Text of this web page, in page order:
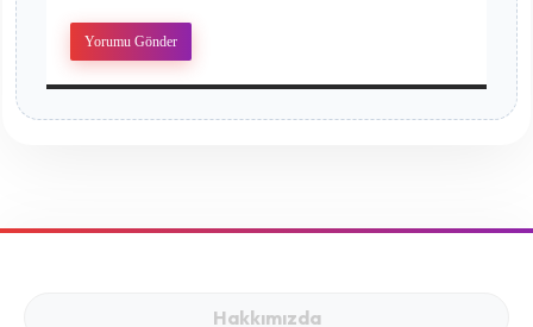
Hakkımızda